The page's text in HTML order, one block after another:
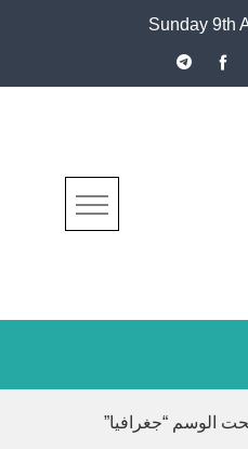
Sunday 9th
الوسم “جغرافيا”